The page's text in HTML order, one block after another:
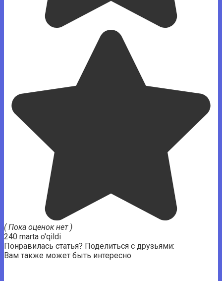
( Пока оценок нет )
240 marta o'qildi
Понравилась статья? Поделиться с друзьями:
Вам также может быть интересно